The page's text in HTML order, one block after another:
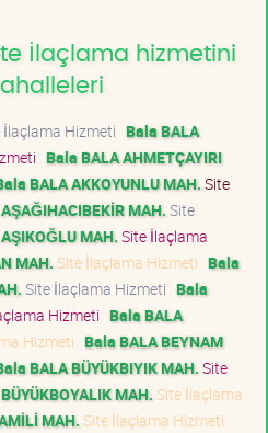
İlaçlama hizmetini
İlaçlama Hizmeti Bala BALA
Bala BALA AHMETÇAYIRI
BALA AKKOYUNLU MAH. Site
MAH. Site
MAH. Site İlaçlama
MAH. Site İlaçlama Hizmeti Bala
Site İlaçlama Hizmeti Bala
Hizmeti Bala BALA
Hizmeti Bala BALA BEYNAM
BALA BÜYÜKBIYIK MAH. Site
MAH. Site İlaçlama
MAH. Site İlaçlama Hizmeti